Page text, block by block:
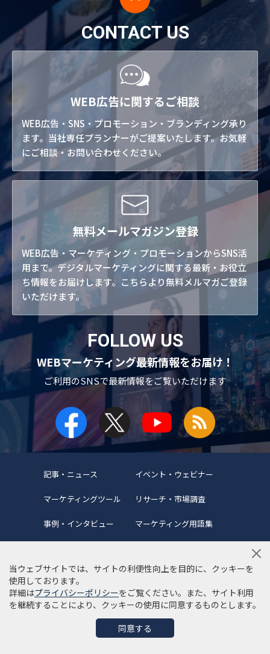
CONTACT US
WEB広告に関するご相談
WEB広告・SNS・プロモーション・ブランディング承り
ます。当社専任プランナーがご提案いたします。お気軽
にご相談・お問い合わせください。
無料メールマガジン登録
WEB広告・マーケティング・プロモーションからSNS活
用まで。デジタルマーケティングに関する最新・お役立
ち情報をお届けします。こちらより無料メルマガご登録
いただけます。
FOLLOW US
WEBマーケティング最新情報をお届け！
ご利用のSNSで最新情報をご覧いただけます
記事・ニュース イベント・ウェビナー
マーケティングツール リサーチ・市場調査
事例・インタビュー マーケティング用語集
当サイトについて 編集ポリシー
サイトマップ
利用規約
個人情報保護方針
©Copyright 2022 SYNCAD .All Rights Reserved.
当ウェブサイトでは、サイトの利便性向上を目的に、クッキーを
使用しております。
詳細はプライバシーポリシーをご覧ください。また、サイト利用
を継続することにより、クッキーの使用に同意するものとします。
同意する